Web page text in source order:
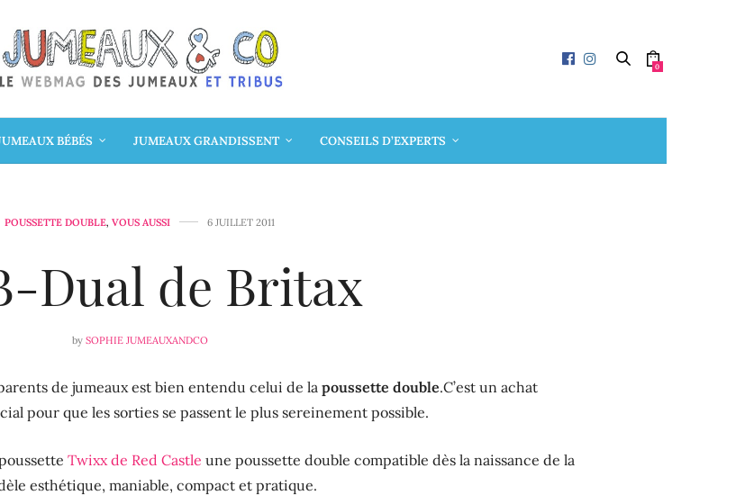
0
BÉBÉS JUMEAUX GRANDISSENT CONSEILS D’EXPERTS
POUSSETTE DOUBLE, VOUS AUSSI 6 JUILLET 2011
Dual de Britax
by SOPHIE JUMEAUXANDCO
de jumeaux est bien entendu celui de la poussette double.C’est un achat
pour que les sorties se passent le plus sereinement possible.
Twixx de Red Castle une poussette double compatible dès la naissance de la
esthétique, maniable, compact et pratique.